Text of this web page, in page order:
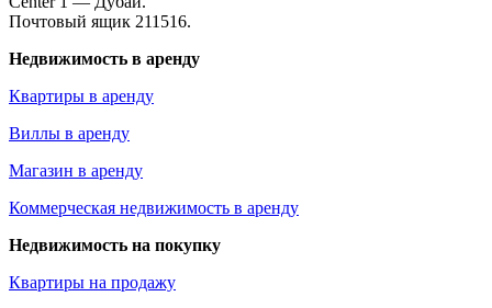
Почтовый ящик 211516.
Недвижимость в аренду
Квартиры в аренду
Виллы в аренду
Магазин в аренду
Коммерческая недвижимость в аренду
Недвижимость на покупку
Квартиры на продажу